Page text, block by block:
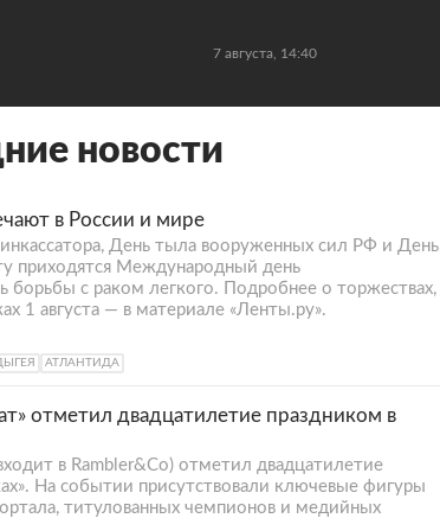
7 августа, 14:40
новости
в России и мире
День тыла вооруженных сил РФ и День
приходятся Международный день
борьбы с раком легкого. Подробнее о торжествах,
1 августа — в материале «Ленты.ру».
АТЛАНТИДА
отметил двадцатилетие праздником в
в Rambler&Co) отметил двадцатилетие
На событии присутствовали ключевые фигуры
титулованных чемпионов и медийных